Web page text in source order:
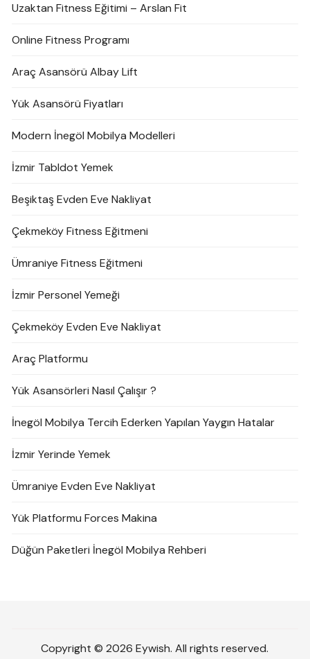
Uzaktan Fitness Eğitimi – Arslan Fit
Online Fitness Programı
Araç Asansörü Albay Lift
Yük Asansörü Fiyatları
Modern İnegöl Mobilya Modelleri
İzmir Tabldot Yemek
Beşiktaş Evden Eve Nakliyat
Çekmeköy Fitness Eğitmeni
Ümraniye Fitness Eğitmeni
İzmir Personel Yemeği
Çekmeköy Evden Eve Nakliyat
Araç Platformu
Yük Asansörleri Nasıl Çalışır ?
İnegöl Mobilya Tercih Ederken Yapılan Yaygın Hatalar
İzmir Yerinde Yemek
Ümraniye Evden Eve Nakliyat
Yük Platformu Forces Makina
Düğün Paketleri İnegöl Mobilya Rehberi
Copyright © 2026 Eywish. All rights reserved.